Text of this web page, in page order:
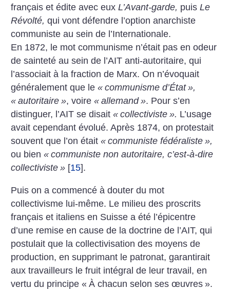
français et édite avec euxL’Avant-garde, puisLe
Révolté, qui vont défendre l’option anarchiste
communiste au sein de l’Internationale.
En 1872, le mot communisme n’était pas en odeur
de sainteté au sein de l’AIT anti-autoritaire, qui
l’associait à la fraction de Marx. On n’évoquait
généralement que le« communisme d’État »,
« autoritaire », voire« allemand ». Pour s’en
distinguer, l’AIT se disait« collectiviste ». ­L’usage
avait cependant évolué. Après 1874, on protestait
souvent que l’on était« communiste fédéraliste »,
ou bien« communiste non autoritaire, c’est-à-dire
collectiviste » [15].
Puis on a commencé à douter du mot
collectivisme lui-même. Le milieu des proscrits
français et italiens en Suisse a été l’épicentre
d’une remise en cause de la doctrine de l’AIT, qui
postulait que la collectivisation des moyens de
production, en supprimant le patronat, garantirait
aux travailleurs le fruit intégral de leur travail, en
vertu du principe « À chacun selon ses œu­vres ».